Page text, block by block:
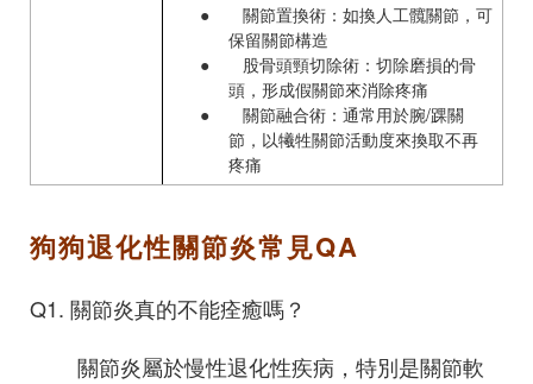
● 關節置換術：如換人工髖關節，可
保留關節構造
● 股骨頭頸切除術：切除磨損的骨
頭，形成假關節來消除疼痛
● 關節融合術：通常用於腕/踝關
節，以犧牲關節活動度來換取不再
疼痛
狗狗退化性關節炎常見QA
Q1. 關節炎真的不能痊癒嗎？
關節炎屬於慢性退化性疾病，特別是關節軟